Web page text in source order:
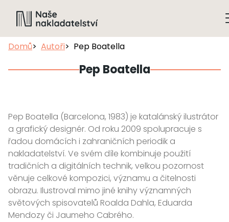
Domů Autoři Pep Boatella
Pep Boatella
Pep Boatella (Barcelona, 1983) je katalánský ilustrátor
a grafický designér. Od roku 2009 spolupracuje s
řadou domácích i zahraničních periodik a
nakladatelství. Ve svém díle kombinuje použití
tradičních a digitálních technik, velkou pozornost
věnuje celkové kompozici, významu a čitelnosti
obrazu. Ilustroval mimo jiné knihy významných
světových spisovatelů Roalda Dahla, Eduarda
Mendozy či Jaumeho Cabrého.